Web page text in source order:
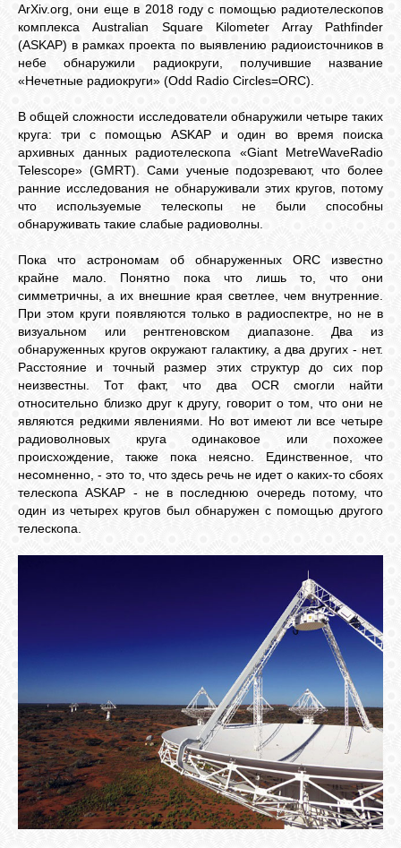
ArXiv.org, они еще в 2018 году с помощью радиотелескопов
комплекса Australian Square Kilometer Array Pathfinder
(ASKAP) в рамках проекта по выявлению радиоисточников в
небе обнаружили радиокруги, получившие название
«Нечетные радиокруги» (Odd Radio Circles=ORC).
В общей сложности исследователи обнаружили четыре таких
круга: три с помощью ASKAP и один во время поиска
архивных данных радиотелескопа «Giant MetreWaveRadio
Telescope» (GMRT). Сами ученые подозревают, что более
ранние исследования не обнаруживали этих кругов, потому
что используемые телескопы не были способны
обнаруживать такие слабые радиоволны.
Пока что астрономам об обнаруженных ORC известно
крайне мало. Понятно пока что лишь то, что они
симметричны, а их внешние края светлее, чем внутренние.
При этом круги появляются только в радиоспектре, но не в
визуальном или рентгеновском диапазоне. Два из
обнаруженных кругов окружают галактику, а два других - нет.
Расстояние и точный размер этих структур до сих пор
неизвестны. Тот факт, что два OCR смогли найти
относительно близко друг к другу, говорит о том, что они не
являются редкими явлениями. Но вот имеют ли все четыре
радиоволновых круга одинаковое или похожее
происхождение, также пока неясно. Единственное, что
несомненно, - это то, что здесь речь не идет о каких-то сбоях
телескопа ASKAP - не в последнюю очередь потому, что
один из четырех кругов был обнаружен с помощью другого
телескопа.